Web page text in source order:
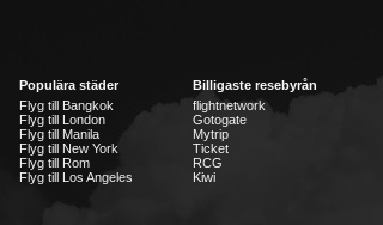
Populära städer
Flyg till Bangkok
Flyg till London
Flyg till Manila
Flyg till New York
Flyg till Rom
Flyg till Los Angeles
Billigaste resebyrån
flightnetwork
Gotogate
Mytrip
Ticket
RCG
Kiwi